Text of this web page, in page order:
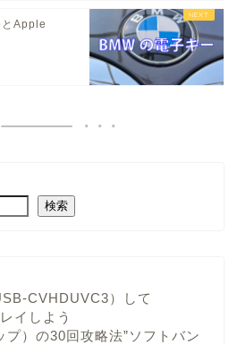
Apple
検索
CVHDUVC3）して
イしよう
）の30回攻略法”ソフトバン